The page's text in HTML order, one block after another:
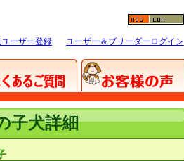
ーザー登録 ユーザー＆ブリーダーログイン
子犬詳細